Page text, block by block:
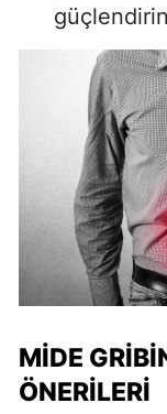
MIDE
ÖNERILERI